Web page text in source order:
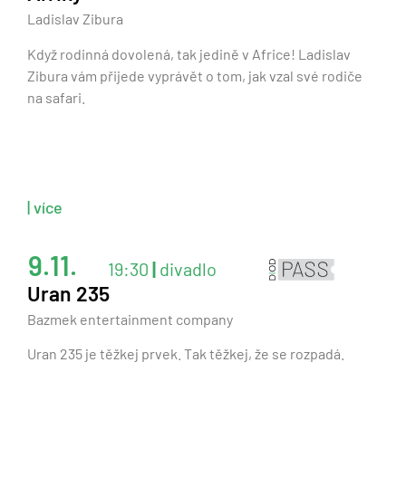
Ladislav Zibura
Když rodinná dovolená, tak jedině v Africe! Ladislav
Zibura vám přijede vyprávět o tom, jak vzal své rodiče
na safari.
| více
9.11. 19:30| divadlo
Uran 235
Bazmek entertainment company
Uran 235 je těžkej prvek. Tak těžkej, že se rozpadá.